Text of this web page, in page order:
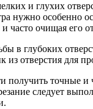
и глухих
нужно особенно
часто очищая его
в глубоких
из отверстия для
получить точные и
следует